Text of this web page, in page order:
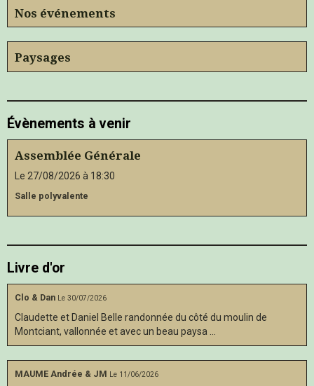
Nos événements
Paysages
Évènements à venir
Assemblée Générale
Le 27/08/2026 à 18:30
Salle polyvalente
Livre d'or
Clo & Dan Le 30/07/2026
Claudette et Daniel Belle randonnée du côté du moulin de
Montciant, vallonnée et avec un beau paysa ...
MAUME Andrée & JM Le 11/06/2026